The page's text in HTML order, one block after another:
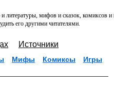
литературы, мифов и сказок, комиксов
его другими читателями.
Источники
Мифы Комиксы Игры